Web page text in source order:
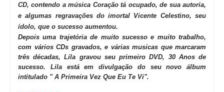
CD, contendo a música Coração tá ocupado, de sua autoria,
e algumas regravações do imortal Vicente Celestino, seu
ídolo, que o sucesso aumentou.
Depois uma trajetória de muito sucesso e muito trabalho,
com vários CDs gravados, e várias musicas que marcaram
três décadas, Lila gravou seu primeiro DVD, 30 Anos de
sucesso. Lila está em divulgação do seu novo álbum
intitulado " A Primeira Vez Que Eu Te Vi".